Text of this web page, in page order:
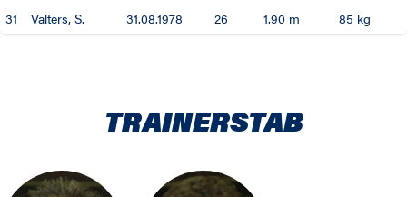
31
Valters, S. 31.08.1978 26 1.90 m 85 kg
TRAINERSTAB